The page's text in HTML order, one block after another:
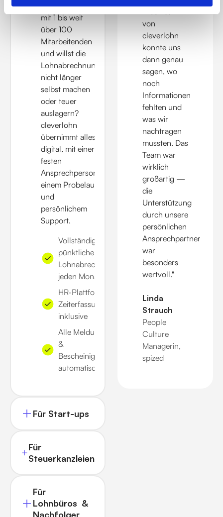
Unternehmen
mit 1 bis weit
über 100
Mitarbeitenden
und willst die
Lohnabrechnung
nicht länger
selbst machen
oder teuer
auslagern?
cleverlohn
übernimmt alles:
digital, mit einer
festen
Ansprechperson,
einem Probelauf
und
persönlichem
Support.
Vollständige und
pünktliche
Lohnabrechnung
jeden Monat
HR-Plattform &
Zeiterfassung
inklusive
Alle Meldungen
&
Bescheinigungen
automatisch
Für Start-ups
Für
Steuerkanzleien
Für
Lohnbüros &
Nachfolger
"Das Team
von
cleverlohn
konnte uns
dann genau
sagen, wo
noch
Informationen
fehlten und
was wir
nachtragen
mussten. Das
Team war
wirklich
großartig —
die
Unterstützung
durch unsere
persönlichen
Ansprechpartner
war
besonders
wertvoll."
Linda
Strauch
People
Culture
Managerin,
spized